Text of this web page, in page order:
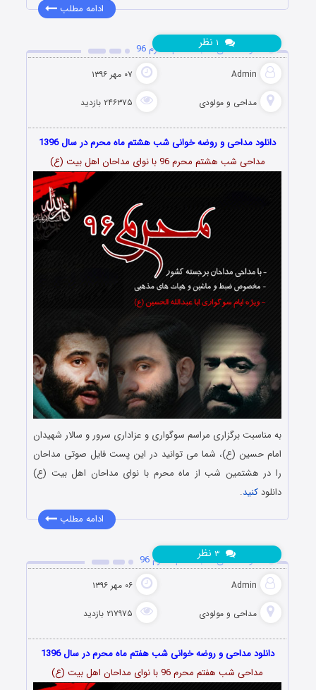
ادامه مطلب
دانلود مداحی شب هشتم محرم 96
Admin ۰۷ مهر ۱۳۹۶
مداحی و مولودی ۲۴۶۳۷۵ بازدید
نظر
دانلود مداحی و روضه خوانی شب هشتم ماه محرم در سال 1396
مداحی شب هشتم محرم 96 با نوای مداحان اهل بیت (ع)
به مناسبت برگزاری مراسم سوگواری و عزاداری سرور و سالار شهیدان
امام حسین (ع)، شما می توانید در این پست فایل صوتی مداحان
را در هشتمین شب از ماه محرم با نوای مداحان اهل بیت (ع)
دانلودکنید.
ادامه مطلب
دانلود مداحی شب هفتم محرم 96
Admin ۰۶ مهر ۱۳۹۶
مداحی و مولودی ۲۱۷۹۷۵ بازدید
نظر
دانلود مداحی و روضه خوانی شب هفتم ماه محرم در سال 1396
مداحی شب هفتم محرم 96 با نوای مداحان اهل بیت (ع)